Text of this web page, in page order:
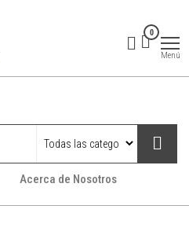
0
Menú
Acerca de Nosotros